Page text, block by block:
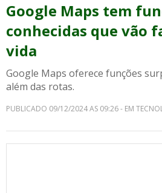
Google Maps tem
conhecidas que vão
vida
Google Maps oferece funções
além das rotas.
PUBLICADO 09/12/2024 AS 09:26 - EM